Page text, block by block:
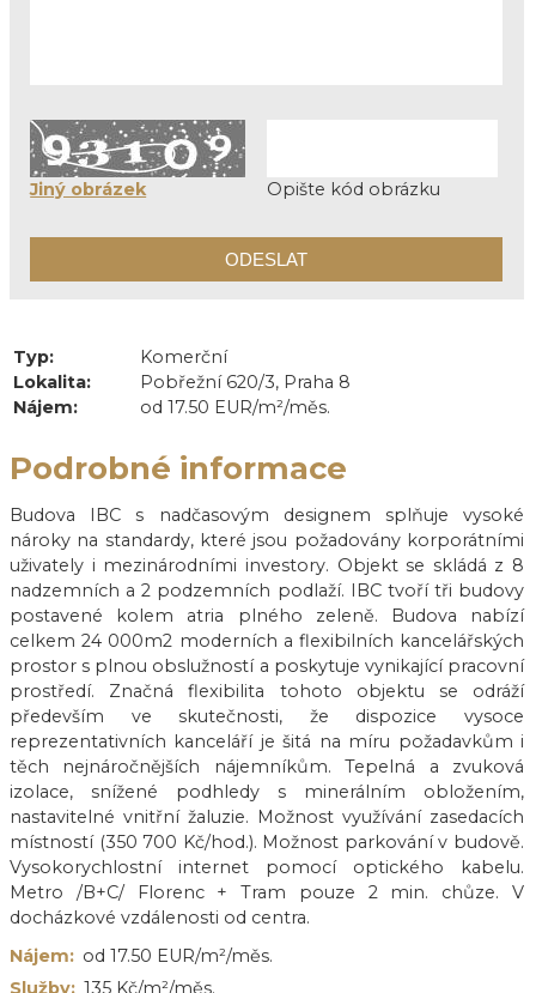
Jiný obrázek Opište kód obrázku
Typ:
Komerční
Lokalita:
Pobřežní 620/3, Praha 8
Nájem:
od 17.50 EUR/m²/měs.
Podrobné informace
Budova IBC s nadčasovým designem splňuje vysoké
nároky na standardy, které jsou požadovány korporátními
uživately i mezinárodními investory. Objekt se skládá z 8
nadzemních a 2 podzemních podlaží. IBC tvoří tři budovy
postavené kolem atria plného zeleně. Budova nabízí
celkem 24 000m2 moderních a flexibilních kancelářských
prostor s plnou obslužností a poskytuje vynikající pracovní
prostředí. Značná flexibilita tohoto objektu se odráží
především ve skutečnosti, že dispozice vysoce
reprezentativních kanceláří je šitá na míru požadavkům i
těch nejnáročnějších nájemníkům. Tepelná a zvuková
izolace, snížené podhledy s minerálním obložením,
nastavitelné vnitřní žaluzie. Možnost využívání zasedacích
místností (350 700 Kč/hod.). Možnost parkování v budově.
Vysokorychlostní internet pomocí optického kabelu.
Metro /B+C/ Florenc + Tram pouze 2 min. chůze. V
docházkové vzdálenosti od centra.
Nájem: od 17.50 EUR/m²/měs.
Služby: 135 Kč/m²/měs.